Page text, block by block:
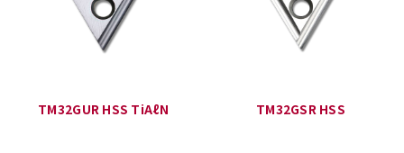
TM32GUR HSS TiAℓN TM32GSR HSS